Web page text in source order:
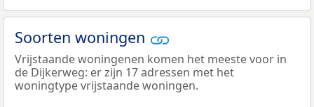
Soorten woningen
Vrijstaande woningenen komen het meeste voor in
de Dijkerweg: er zijn 17 adressen met het
woningtype vrijstaande woningen.